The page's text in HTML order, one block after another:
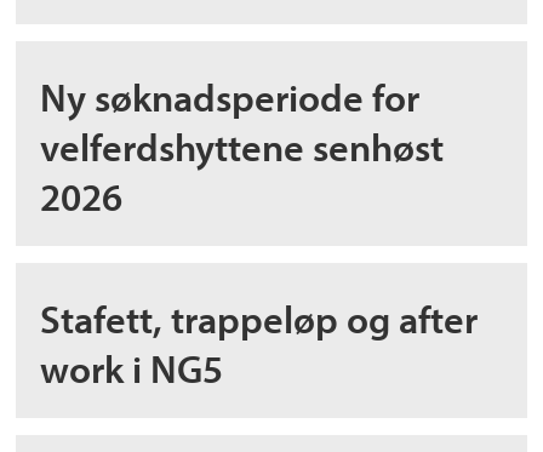
Ny søknadsperiode for
velferdshyttene senhøst
2026
Stafett, trappeløp og after
work i NG5